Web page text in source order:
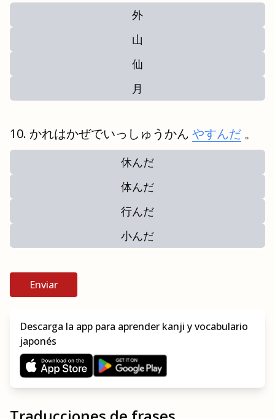
外
山
仙
月
かれはかぜでいっしゅうかん やすんだ 。
休んだ
体んだ
行んだ
小んだ
Enviar
Descarga la app para aprender kanji y vocabulario
japonés